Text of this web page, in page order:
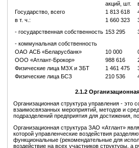
акций, шт.
Государство, всего
1 813 618
в т. ч.:
- государственная собственность
- коммунальная собственность
1 660 323
153 295
ОАО АСБ «Беларусбанк» 10 000
ООО «Атлант-Брокор»
988 616
Физические лица МЗХ и ЗБТ
1 461 475
Физические лица БСЗ
210 536
2.1.2 Организационная
Организационная структура управления - это
взаимосвязанных мероприятий, методов и
подразделений предприятия для достижения,
Организационная структура ЗАО «Атлант»
которой управленческие воздействия
функциональные (рекомендательные для
воздействие на всех участников структуры, а